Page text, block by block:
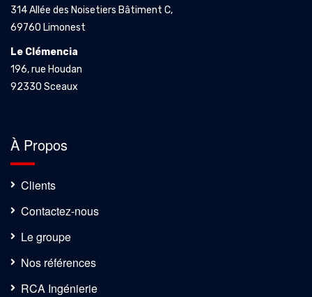
314 Allée des Noisetiers Bâtiment C,
69760 Limonest
Le Clémencia
196, rue Houdan
92330 Sceaux
À Propos
Clients
Contactez-nous
Le groupe
Nos références
RCA Ingénierie